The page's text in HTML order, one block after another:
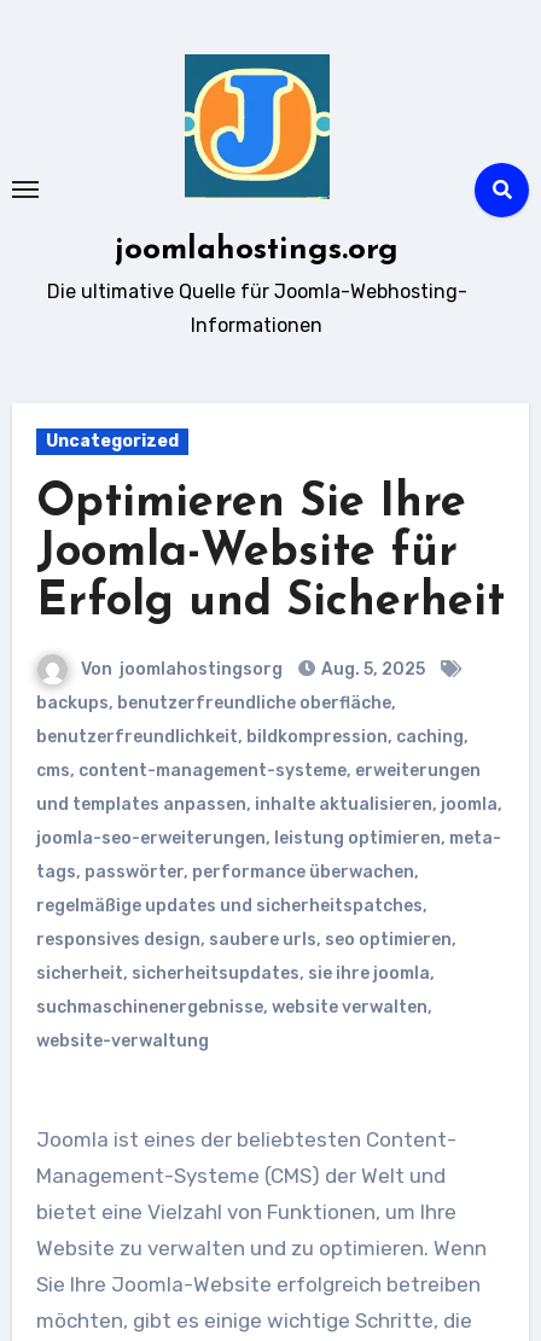
joomlahostings.org
Die ultimative Quelle für Joomla-Webhosting-
Informationen
Uncategorized
Optimieren Sie Ihre
Joomla-Website für
Erfolg und Sicherheit
Von joomlahostingsorg
Aug. 5, 2025
backups, benutzerfreundliche oberfläche,
benutzerfreundlichkeit, bildkompression, caching,
cms, content-management-systeme, erweiterungen
und templates anpassen, inhalte aktualisieren, joomla,
joomla-seo-erweiterungen, leistung optimieren, meta-
tags, passwörter, performance überwachen,
regelmäßige updates und sicherheitspatches,
responsives design, saubere urls, seo optimieren,
sicherheit, sicherheitsupdates, sie ihre joomla,
suchmaschinenergebnisse, website verwalten,
website-verwaltung
Joomla ist eines der beliebtesten Content-
Management-Systeme (CMS) der Welt und
bietet eine Vielzahl von Funktionen, um Ihre
Website zu verwalten und zu optimieren. Wenn
Sie Ihre Joomla-Website erfolgreich betreiben
möchten, gibt es einige wichtige Schritte, die